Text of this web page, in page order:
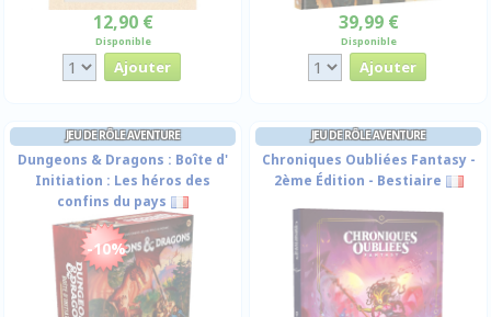
12,90 €
Disponible
39,99 €
Disponible
JEU DE RÔLE AVENTURE
Dungeons & Dragons : Boîte d'
Initiation : Les héros des
confins du pays
-10%
JEU DE RÔLE AVENTURE
Chroniques Oubliées Fantasy -
2ème Édition - Bestiaire